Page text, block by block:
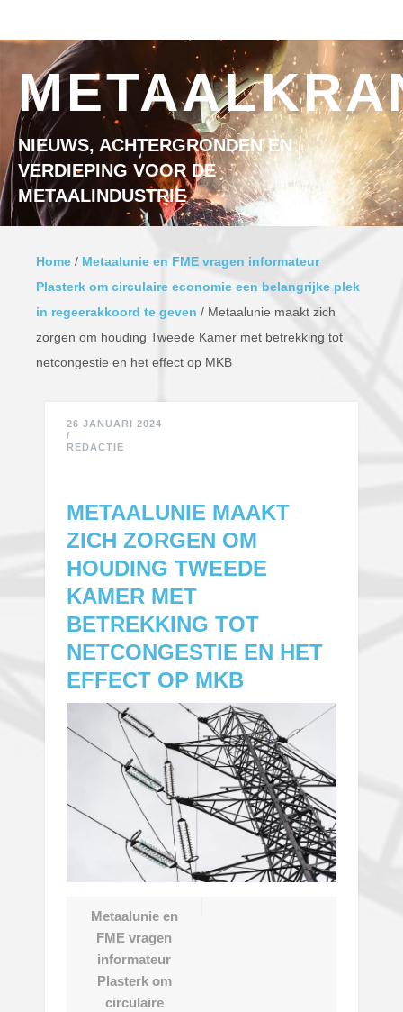
NIEUWS, ACHTERGRONDEN EN
VERDIEPING VOOR DE
METAALINDUSTRIE
Home / Metaalunie en FME vragen informateur
Plasterk om circulaire economie een belangrijke plek
in regeerakkoord te geven / Metaalunie maakt zich
zorgen om houding Tweede Kamer met betrekking tot
netcongestie en het effect op MKB
26 JANUARI 2024
/
REDACTIE
METAALUNIE MAAKT
ZICH ZORGEN OM
HOUDING TWEEDE
KAMER MET
BETREKKING TOT
NETCONGESTIE EN HET
EFFECT OP MKB
Metaalunie en
FME vragen
informateur
Plasterk om
circulaire